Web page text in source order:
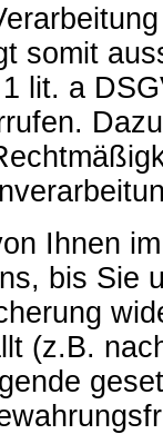
somit
lit. a
Ihnen
bis Sie
(z.B.